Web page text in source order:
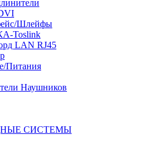
Шлейфы
Toslink
LAN RJ45
Питания
Наушников
СИСТЕМЫ